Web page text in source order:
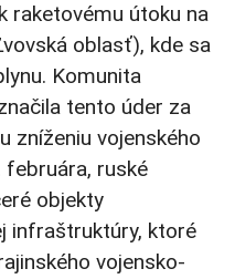
raketovému útoku na
oblasť), kde sa
Komunita
tento úder za
zníženiu vojenského
februára, ruské
objekty
infraštruktúry, ktoré
vojensko-